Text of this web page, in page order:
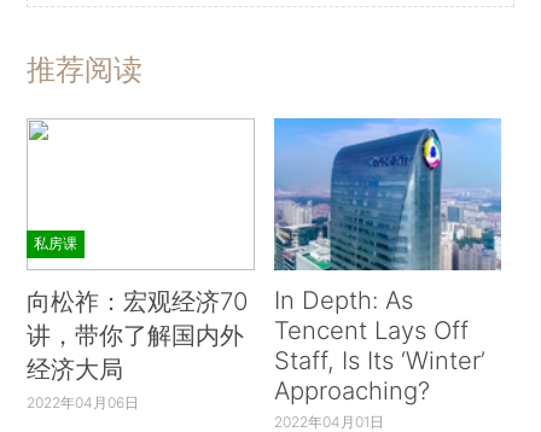
推荐阅读
私房课
向松祚：宏观经济70
讲，带你了解国内外
经济大局
2022年04月06日
In Depth: As
Tencent Lays Off
Staff, Is Its ‘Winter’
Approaching?
2022年04月01日